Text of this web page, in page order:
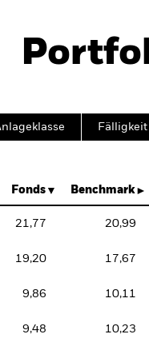
Fälligkeit
Fonds Benchmark
21,77 20,99
19,20 17,67
9,86 10,11
9,48 10,23